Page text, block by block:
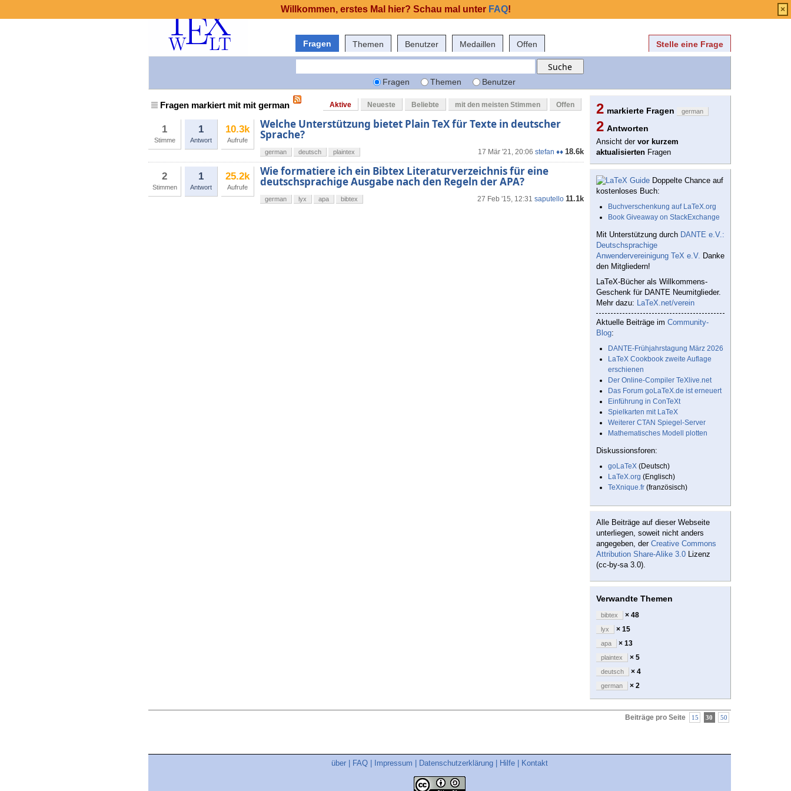
Fragen Themen Benutzer Medaillen Offen Stelle eine Frage
Fragen Themen Benutzer
Fragen markiert mit mit german Aktive Neueste Beliebte mit den meisten Stimmen Offen
1
Stimme
1
Antwort
10.3k
Aufrufe
Welche Unterstützung bietet Plain TeX für Texte in deutscher
Sprache?
17 Mär '21, 20:06 stefan ♦♦ 18.6k
german deutsch plaintex
2
Stimmen
1
Antwort
25.2k
Aufrufe
Wie formatiere ich ein Bibtex Literaturverzeichnis für eine
deutschsprachige Ausgabe nach den Regeln der APA?
27 Feb '15, 12:31 saputello 11.1k
german lyx apa bibtex
2 markierte Fragen german
2 Antworten
Ansicht der vor kurzem
aktualisierten Fragen
Doppelte Chance auf
kostenloses Buch:
Buchverschenkung auf LaTeX.org
Book Giveaway on StackExchange
Mit Unterstützung durch DANTE e.V.:
Deutschsprachige
Anwendervereinigung TeX e.V. Danke
den Mitgliedern!
LaTeX-Bücher als Willkommens-
Geschenk für DANTE Neumitglieder.
Mehr dazu: LaTeX.net/verein
Aktuelle Beiträge im Community-
Blog:
DANTE-Frühjahrstagung März 2026
LaTeX Cookbook zweite Auflage
erschienen
Der Online-Compiler TeXlive.net
Das Forum goLaTeX.de ist erneuert
Einführung in ConTeXt
Spielkarten mit LaTeX
Weiterer CTAN Spiegel-Server
Mathematisches Modell plotten
Diskussionsforen:
goLaTeX (Deutsch)
LaTeX.org (Englisch)
TeXnique.fr (französisch)
Alle Beiträge auf dieser Webseite
unterliegen, soweit nicht anders
angegeben, der Creative Commons
Attribution Share-Alike 3.0 Lizenz
(cc-by-sa 3.0).
Verwandte Themen
bibtex × 48
lyx × 15
apa × 13
plaintex × 5
deutsch × 4
german × 2
Beiträge pro Seite 15 30 50
über FAQ Impressum Datenschutzerklärung Hilfe Kontakt
Willkommen, erstes Mal hier? Schau mal unter FAQ! ×